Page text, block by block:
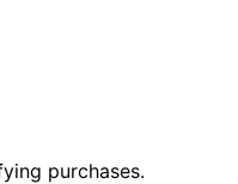
purchases.